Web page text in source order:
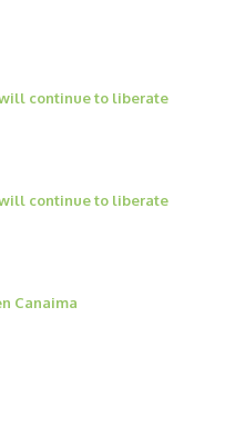
continue to liberate
continue to liberate
Canaima